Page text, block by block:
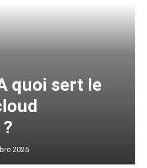
quoi sert le
2025